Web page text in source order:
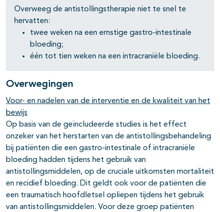
Overweeg de antistollingstherapie niet te snel te
hervatten:
twee weken na een ernstige gastro-intestinale
bloeding;
één tot tien weken na een intracraniële bloeding.
Overwegingen
Voor- en nadelen van de interventie en de kwaliteit van het
bewijs
Op basis van de geïncludeerde studies is het effect
onzeker van het herstarten van de antistollingsbehandeling
bij patiënten die een gastro-intestinale of intracraniële
bloeding hadden tijdens het gebruik van
antistollingsmiddelen, op de cruciale uitkomsten mortaliteit
en recidief bloeding. Dit geldt ook voor de patiënten die
een traumatisch hoofdletsel opliepen tijdens het gebruik
van antistollingsmiddelen. Voor deze groep patiënten